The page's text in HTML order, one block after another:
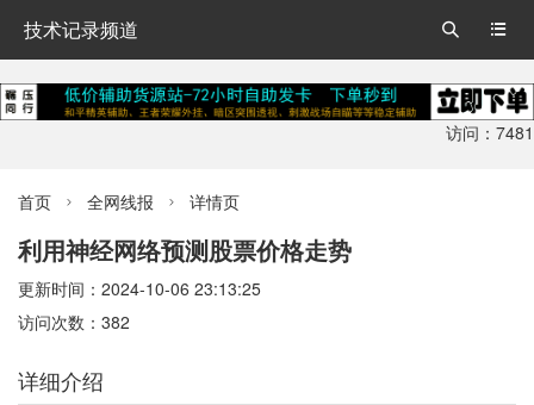
技术记录频道 

访问：7481
首页  全网线报  详情页
利用神经网络预测股票价格走势
更新时间：2024-10-06 23:13:25
访问次数：382
详细介绍